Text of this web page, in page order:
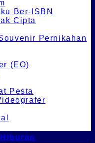
Ber-ISBN
Cipta
Pernikahan
(EO)
Pesta